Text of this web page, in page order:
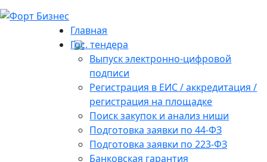
Главная
Гос. тендера
Выпуск электронно-цифровой
подписи
Регистрация в ЕИС / аккредитация /
регистрация на площадке
Поиск закупок и анализ ниши
Подготовка заявки по 44-ФЗ
Подготовка заявки по 223-ФЗ
Банковская гарантия